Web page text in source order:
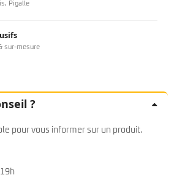
Pigalle
sur-mesure
?
pour vous informer sur un produit.